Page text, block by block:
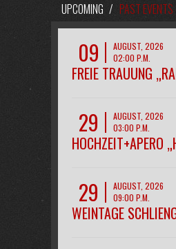
UPCOMING / PAST EVENTS
09
AUGUST, 2026
02:00 P.M.
FREIE TRAUUNG
29
AUGUST, 2026
03:00 P.M.
HOCHZEIT+APERO
29
AUGUST, 2026
09:00 P.M.
WEINTAGE